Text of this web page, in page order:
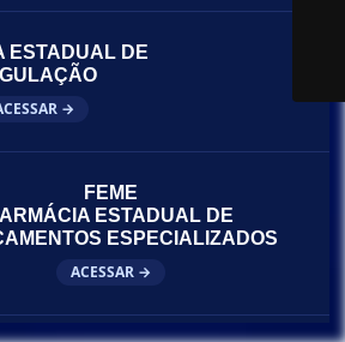
ESTADUAL DE
→
FEME
ESTADUAL DE
ESPECIALIZADOS
ACESSAR →